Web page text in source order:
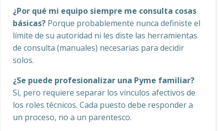
¿Por qué mi equipo siempre me consulta cosas
básicas? Porque probablemente nunca definiste el
límite de su autoridad ni les diste las herramientas
de consulta (manuales) necesarias para decidir
solos.
¿Se puede profesionalizar una Pyme familiar?
Sí, pero requiere separar los vínculos afectivos de
los roles técnicos. Cada puesto debe responder a
un proceso, no a un parentesco.